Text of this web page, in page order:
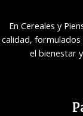
En Cereales y
calidad,
el bienestar